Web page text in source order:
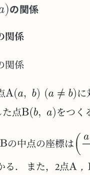
の関係
関係
関係
に
た点 をつく
の中点の座標は
る． また，2点 ，